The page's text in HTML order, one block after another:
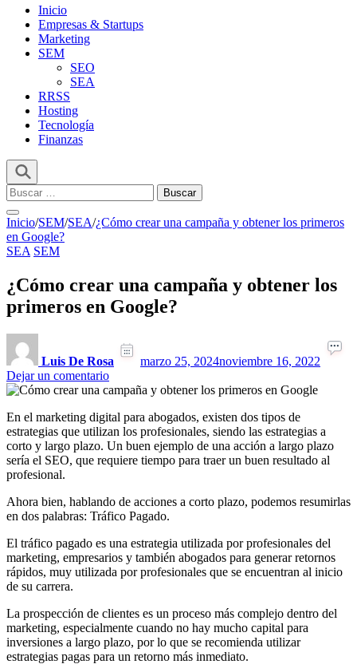
Inicio
Empresas & Startups
Marketing
SEM
SEO
SEA
RRSS
Hosting
Tecnología
Finanzas
Buscar:
Inicio/SEM/SEA/¿Cómo crear una campaña y obtener los primeros
en Google?
SEA SEM
¿Cómo crear una campaña y obtener los
primeros en Google?
Luis De Rosa marzo 25, 2024noviembre 16, 2022
Dejar un comentarioen
¿Cómo
una
campaña
y
obtener
en
Google?
En el marketing digital para abogados, existen dos tipos de
estrategias que utilizan los profesionales, siendo las estrategias a
corto y largo plazo. Un buen ejemplo de una acción a largo plazo
sería el SEO, que requiere tiempo para traer un buen resultado al
profesional.
Ahora bien, hablando de acciones a corto plazo, podemos resumirlas
en dos palabras: Tráfico Pagado.
El tráfico pagado es una estrategia utilizada por profesionales del
marketing, empresarios y también abogados para generar retornos
rápidos, muy utilizada por profesionales que se encuentran al inicio
de su carrera.
La prospección de clientes es un proceso más complejo dentro del
marketing, especialmente cuando no hay mucho capital para
inversiones a largo plazo, por lo que se recomienda utilizar
estrategias pagas para un retorno más inmediato.